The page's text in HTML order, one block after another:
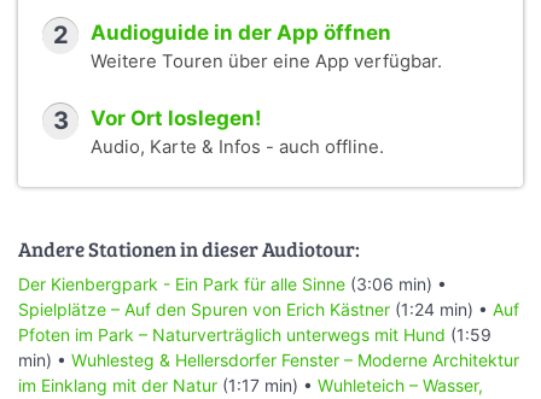
2 Audioguide in der App öffnen
Weitere Touren über eine App verfügbar.
3 Vor Ort loslegen!
Audio, Karte & Infos - auch offline.
Andere Stationen in dieser Audiotour:
Der Kienbergpark - Ein Park für alle Sinne (3:06 min) •
Spielplätze – Auf den Spuren von Erich Kästner (1:24 min) • Auf
Pfoten im Park – Naturverträglich unterwegs mit Hund (1:59
min) • Wuhlesteg & Hellersdorfer Fenster – Moderne Architektur
im Einklang mit der Natur (1:17 min) • Wuhleteich – Wasser,